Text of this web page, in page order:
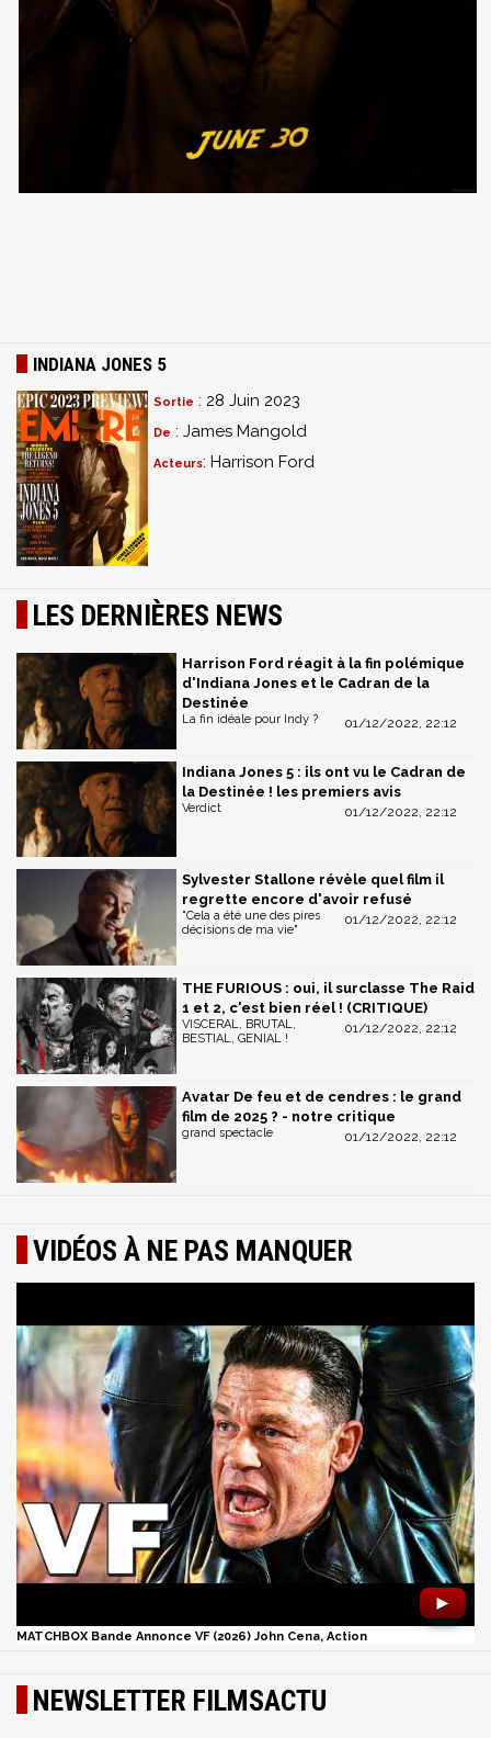
INDIANA JONES 5
Sortie : 28 Juin 2023
De : James Mangold
Acteurs: Harrison Ford
LES DERNIÈRES NEWS
Harrison Ford réagit à la fin polémique
d'Indiana Jones et le Cadran de la
Destinée
01/12/2022, 22:12
La fin idéale pour Indy ?
Indiana Jones 5 : ils ont vu le Cadran de
la Destinée ! les premiers avis
01/12/2022, 22:12
Verdict
Sylvester Stallone révèle quel film il
regrette encore d'avoir refusé
01/12/2022, 22:12
"Cela a été une des pires
décisions de ma vie"
THE FURIOUS : oui, il surclasse The Raid
1 et 2, c'est bien réel ! (CRITIQUE)
01/12/2022, 22:12
VISCERAL, BRUTAL,
BESTIAL, GENIAL !
Avatar De feu et de cendres : le grand
film de 2025 ? - notre critique
01/12/2022, 22:12
grand spectacle
VIDÉOS À NE PAS MANQUER
►
MATCHBOX Bande Annonce VF (2026) John Cena, Action
NEWSLETTER FILMSACTU